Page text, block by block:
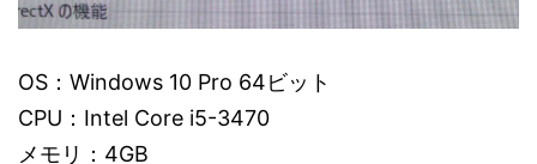
OS：Windows 10 Pro 64ビット
CPU：Intel Core i5-3470
メモリ：4GB